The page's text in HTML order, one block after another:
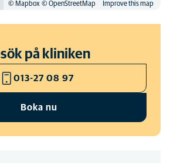
© Mapbox © OpenStreetMap Improve this map
på kliniken
013-27 08 97
Boka nu